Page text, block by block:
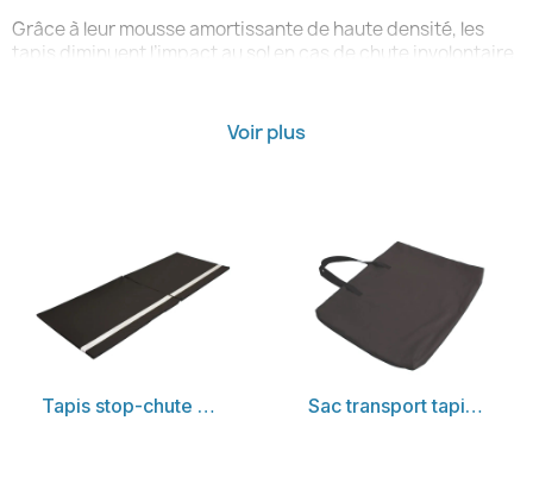
Grâce à leur mousse amortissante de haute densité, les
tapis diminuent l’impact au sol en cas de chute involontaire.
rotation de patients. Certains modèles sont dotés d’un
pourtour biseauté afin de limiter les risques de
Voir plus
Découvrir Tapis stop-chute en mousse agglomérée Découvrir Sac transport tapis stop-chute en mousse